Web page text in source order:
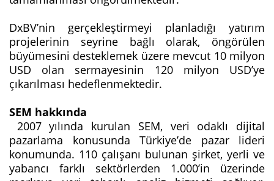
DxBV’nin gerçekleştirmeyi planladığı yatırım
projelerinin seyrine bağlı olarak, öngörülen
büyümesini desteklemek üzere mevcut 10 milyon
USD olan sermayesinin 120 milyon USD’ye
çıkarılması hedeflenmektedir.
SEM hakkında
2007 yılında kurulan SEM, veri odaklı dijital
pazarlama konusunda Türkiye’de pazar lideri
konumunda. 110 çalışanı bulunan şirket, yerli ve
yabancı farklı sektörlerden 1.000’in üzerinde